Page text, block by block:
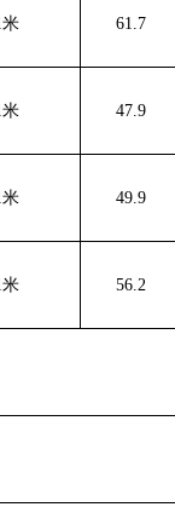
米 61.7
米 47.9
米 49.9
米 56.2